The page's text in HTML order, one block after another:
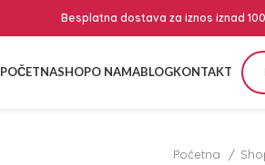
Besplatna dostava za iznos iznad
POČETNASHOPO NAMABLOGKONTAKT
Početna